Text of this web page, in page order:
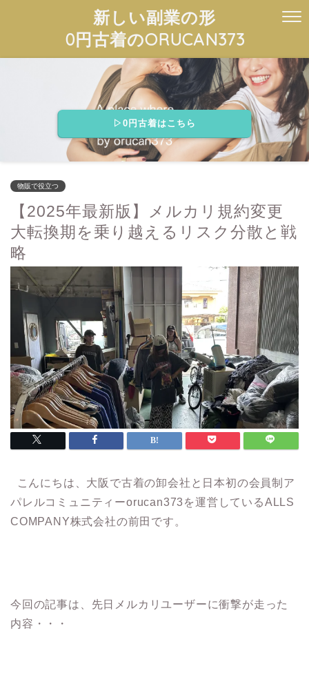
新しい副業の形
0円古着のORUCAN373
▷0円古着はこちら
物販で役立つ
【2025年最新版】メルカリ規約変更
大転換期を乗り越えるリスク分散と戦
略
こんにちは、大阪で古着の卸会社と日本初の会員制ア
パレルコミュニティーorucan373を運営しているALLS
COMPANY株式会社の前田です。
今回の記事は、先日メルカリユーザーに衝撃が走った
内容・・・